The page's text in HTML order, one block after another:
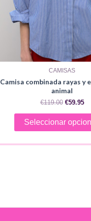
CAMISAS
Camisa combinada rayas y
animal
€119.00 El
original
era:
€119.00.
€59.95El
Seleccionar